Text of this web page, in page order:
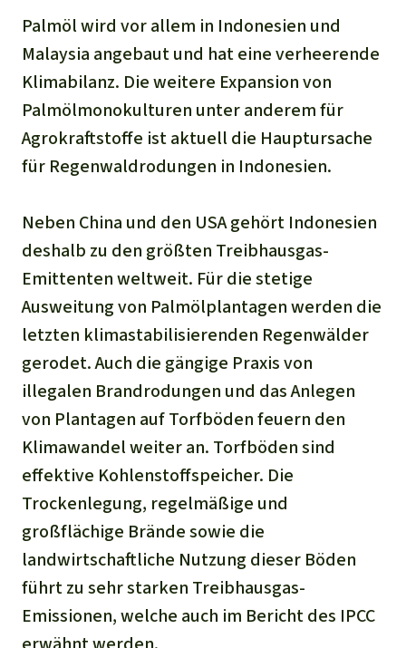
Palmöl wird vor allem in Indonesien und
Malaysia angebaut und hat eine verheerende
Klimabilanz. Die weitere Expansion von
Palmölmonokulturen unter anderem für
Agrokraftstoffe ist aktuell die Hauptursache
für Regenwaldrodungen in Indonesien.
Neben China und den USA gehört Indonesien
deshalb zu den größten Treibhausgas-
Emittenten weltweit. Für die stetige
Ausweitung von Palmölplantagen werden die
letzten klimastabilisierenden Regenwälder
gerodet. Auch die gängige Praxis von
illegalen Brandrodungen und das Anlegen
von Plantagen auf Torfböden feuern den
Klimawandel weiter an. Torfböden sind
effektive Kohlenstoffspeicher. Die
Trockenlegung, regelmäßige und
großflächige Brände sowie die
landwirtschaftliche Nutzung dieser Böden
führt zu sehr starken Treibhausgas-
Emissionen, welche auch im Bericht des IPCC